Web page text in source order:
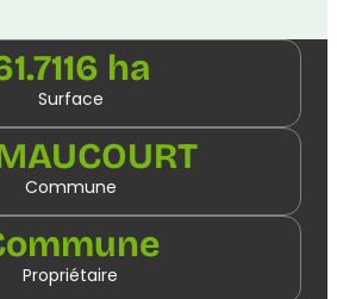
ha
Surface
Commune
Propriétaire